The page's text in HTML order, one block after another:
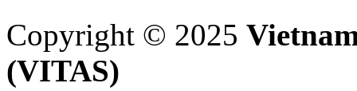
Copyright © 2025
(VITAS)